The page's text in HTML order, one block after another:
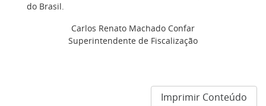
do Brasil.
Carlos Renato Machado Confar
Superintendente de Fiscalização
Imprimir Conteúdo